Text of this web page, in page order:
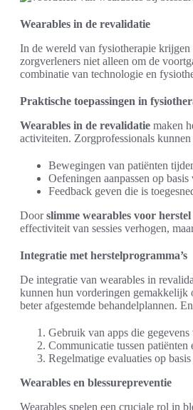
Wearables in de revalidatie
In de wereld van fysiotherapie krijgen
zorgverleners niet alleen om de
combinatie van technologie en
Praktische toepassingen in
Wearables in de revalidatie maken
activiteiten. Zorgprofessionals
Bewegingen van patiënten
Oefeningen aanpassen op
Feedback geven die is
Doorslimme wearables voor herstel
effectiviteit van sessies verhogen,
Integratie met herstelprogramma’s
De integratie van wearables in
kunnen hun vorderingen gemakkelijk
beter afgestemde behandelplannen.
Gebruik van apps die
Communicatie tussen
Regelmatige evaluaties op
Wearables en blessurepreventie
Wearables spelen een cruciale rol in